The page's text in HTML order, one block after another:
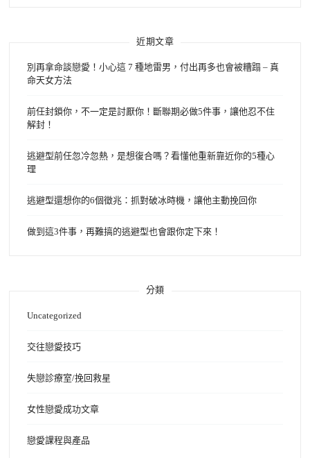
近期文章
別再拿命談戀愛！小心這 7 種地雷男，付出再多也會被糟蹋 – 真
命天女方法
前任封鎖你，不一定是討厭你！斷聯期必做5件事，讓他忍不住
解封！
逃避型前任忽冷忽熱，是想復合嗎？看懂他重新靠近你的5種心
理
逃避型還想你的6個徵兆：抓對破冰時機，讓他主動挽回你
做到這3件事，再難搞的逃避型也會跟你定下來！
分類
Uncategorized
交往戀愛技巧
失戀診療室/挽回救星
女性戀愛成功文章
戀愛課程與產品